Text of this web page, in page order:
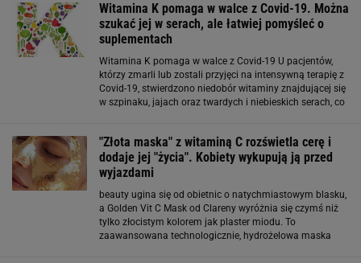
Witamina K pomaga w walce z Covid-19. Można
szukać jej w serach, ale łatwiej pomyśleć o
suplementach
Witamina K pomaga w walce z Covid-19 U pacjentów,
którzy zmarli lub zostali przyjęci na intensywną terapię z
Covid-19, stwierdzono niedobór witaminy znajdującej się
w szpinaku, jajach oraz twardych i niebieskich serach, co
"Złota maska" z witaminą C rozświetla cerę i
dodaje jej "życia". Kobiety wykupują ją przed
wyjazdami
beauty ugina się od obietnic o natychmiastowym blasku,
a Golden Vit C Mask od Clareny wyróżnia się czymś niż
tylko złocistym kolorem jak plaster miodu. To
zaawansowana technologicznie, hydrożelowa maska